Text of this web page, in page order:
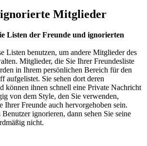
Mitglieder
Listen der Freunde und ignorierten
Listen benutzen, um andere Mitglieder des
Mitglieder, die Sie Ihrer Freundesliste
in Ihrem persönlichen Bereich für den
aufgelistet. Sie sehen dort deren
können ihnen schnell eine Private Nachricht
von dem Style, den Sie verwenden,
Ihrer Freunde auch hervorgehoben sein.
ignorieren, dann sehen Sie seine
nicht.